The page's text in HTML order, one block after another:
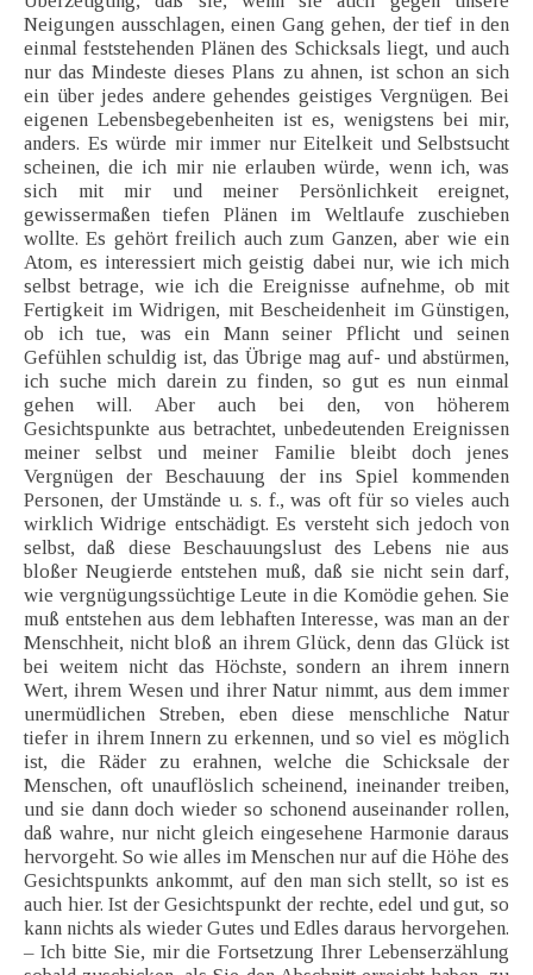
Neigungen ausschlagen, einen Gang gehen, der tief in den
einmal feststehenden Plänen des Schicksals liegt, und auch
nur das Mindeste dieses Plans zu ahnen, ist schon an sich
ein über jedes andere gehendes geistiges Vergnügen. Bei
eigenen Lebensbegebenheiten ist es, wenigstens bei mir,
anders. Es würde mir immer nur Eitelkeit und Selbstsucht
scheinen, die ich mir nie erlauben würde, wenn ich, was
sich mit mir und meiner Persönlichkeit ereignet,
gewissermaßen tiefen Plänen im Weltlaufe zuschieben
wollte. Es gehört freilich auch zum Ganzen, aber wie ein
Atom, es interessiert mich geistig dabei nur, wie ich mich
selbst betrage, wie ich die Ereignisse aufnehme, ob mit
Fertigkeit im Widrigen, mit Bescheidenheit im Günstigen,
ob ich tue, was ein Mann seiner Pflicht und seinen
Gefühlen schuldig ist, das Übrige mag auf- und abstürmen,
ich suche mich darein zu finden, so gut es nun einmal
gehen will. Aber auch bei den, von höherem
Gesichtspunkte aus betrachtet, unbedeutenden Ereignissen
meiner selbst und meiner Familie bleibt doch jenes
Vergnügen der Beschauung der ins Spiel kommenden
Personen, der Umstände u. s. f., was oft für so vieles auch
wirklich Widrige entschädigt. Es versteht sich jedoch von
selbst, daß diese Beschauungslust des Lebens nie aus
bloßer Neugierde entstehen muß, daß sie nicht sein darf,
wie vergnügungssüchtige Leute in die Komödie gehen. Sie
muß entstehen aus dem lebhaften Interesse, was man an der
Menschheit, nicht bloß an ihrem Glück, denn das Glück ist
bei weitem nicht das Höchste, sondern an ihrem innern
Wert, ihrem Wesen und ihrer Natur nimmt, aus dem immer
unermüdlichen Streben, eben diese menschliche Natur
tiefer in ihrem Innern zu erkennen, und so viel es möglich
ist, die Räder zu erahnen, welche die Schicksale der
Menschen, oft unauflöslich scheinend, ineinander treiben,
und sie dann doch wieder so schonend auseinander rollen,
daß wahre, nur nicht gleich eingesehene Harmonie daraus
hervorgeht. So wie alles im Menschen nur auf die Höhe des
Gesichtspunkts ankommt, auf den man sich stellt, so ist es
auch hier. Ist der Gesichtspunkt der rechte, edel und gut, so
kann nichts als wieder Gutes und Edles daraus hervorgehen.
– Ich bitte Sie, mir die Fortsetzung Ihrer Lebenserzählung